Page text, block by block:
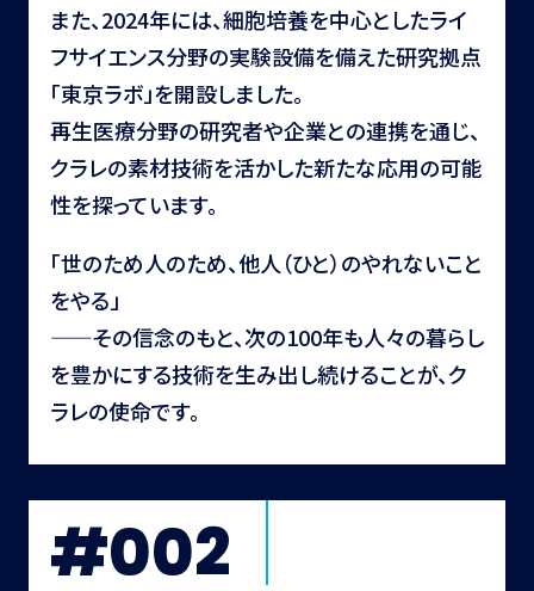
また、2024年には、細胞培養を中心としたライ
フサイエンス分野の実験設備を備えた研究拠点
「東京ラボ」を開設しました。
再生医療分野の研究者や企業との連携を通じ、
クラレの素材技術を活かした新たな応用の可能
性を探っています。
「世のため人のため、他人（ひと）のやれないこと
をやる」
——その信念のもと、次の100年も人々の暮らし
を豊かにする技術を生み出し続けることが、ク
ラレの使命です。
#002